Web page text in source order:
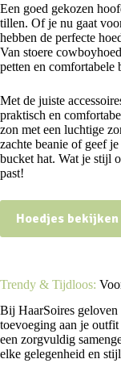
Een goed gekozen
tillen. Of je nu gaat
hebben de perfecte
Van stoere
petten en comfortabele
Met de juiste
praktisch en
zon met een luchtige
zachte beanie of geef
bucket hat. Wat je stijl
past!
Hoedjes bekijken
Trendy & Tijdloos:
Bij HaarSoires geloven
toevoeging aan je
een zorgvuldig
elke gelegenheid en